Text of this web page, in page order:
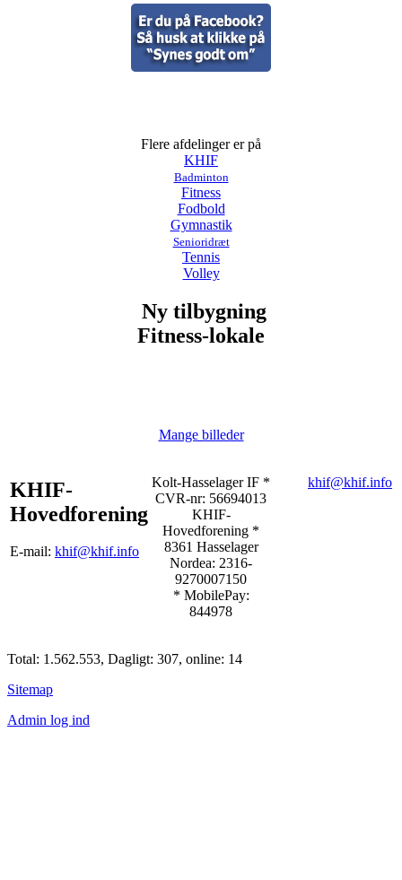
Flere afdelinger er på
KHIF
Badminton
Fitness
Fodbold
Gymnastik
Senioridræt
Tennis
Volley
Ny tilbygning
Fitness-lokale
Mange billeder
KHIF-
Hovedforening
E-mail: khif@khif.info
Kolt-Hasselager IF *
CVR-nr: 56694013
KHIF-
Hovedforening *
8361 Hasselager
Nordea: 2316-
9270007150
* MobilePay:
844978
khif@khif.info
Total: 1.562.553, Dagligt: 307, online: 14
Sitemap
Admin log ind